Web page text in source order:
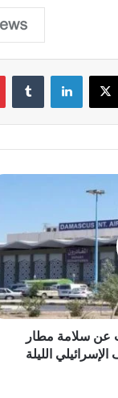
‫X لينكدإن ‏Tumblr
عن سلامة مطار
الليلة